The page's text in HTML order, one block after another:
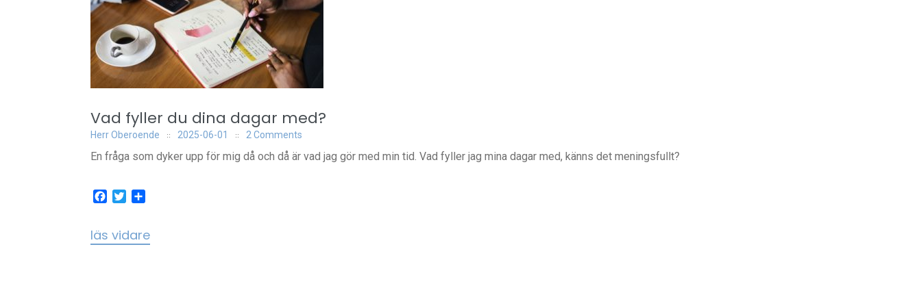
Vad fyller du dina dagar med?
Herr Oberoende 2025-06-01 2 Comments
En fråga som dyker upp för mig då och då är vad jag gör med min tid. Vad fyller jag mina dagar med, känns det meningsfullt?
Facebook
Twitter
läs vidare